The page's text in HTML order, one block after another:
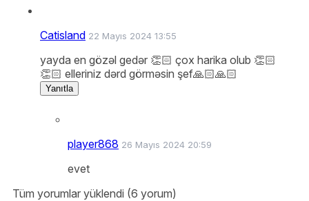
Catisland 22 Mayıs 2024 13:55
yayda en gözəl gedər 👏🏻 çox harika olub 👏🏻
👏🏻 elleriniz dərd görməsin şef🙏🏻🙏🏻
Yanıtla
player868 26 Mayıs 2024 20:59
evet
Tüm yorumlar yüklendi (6 yorum)